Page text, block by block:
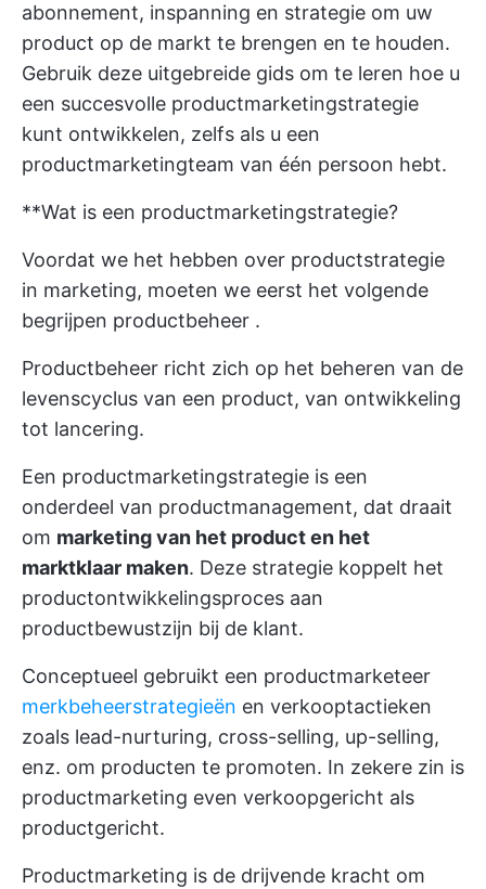
abonnement, inspanning en strategie om uw
product op de markt te brengen en te houden.
Gebruik deze uitgebreide gids om te leren hoe u
een succesvolle productmarketingstrategie
kunt ontwikkelen, zelfs als u een
productmarketingteam van één persoon hebt.
**Wat is een productmarketingstrategie?
Voordat we het hebben over productstrategie
in marketing, moeten we eerst het volgende
begrijpen productbeheer .
Productbeheer richt zich op het beheren van de
levenscyclus van een product, van ontwikkeling
tot lancering.
Een productmarketingstrategie is een
onderdeel van productmanagement, dat draait
om marketing van het product en het
marktklaar maken. Deze strategie koppelt het
productontwikkelingsproces aan
productbewustzijn bij de klant.
Conceptueel gebruikt een productmarketeer
merkbeheerstrategieën en verkooptactieken
zoals lead-nurturing, cross-selling, up-selling,
enz. om producten te promoten. In zekere zin is
productmarketing even verkoopgericht als
productgericht.
Productmarketing is de drijvende kracht om